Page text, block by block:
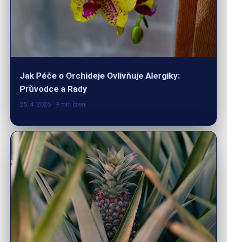
Jak Péče o Orchideje Ovlivňuje Alergiky:
25. 4. 2026 · 9 min čtení